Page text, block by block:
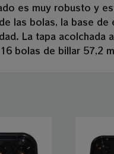
es muy robusto y
las bolas, la base
La tapa acolchada
bolas de billar 57,2